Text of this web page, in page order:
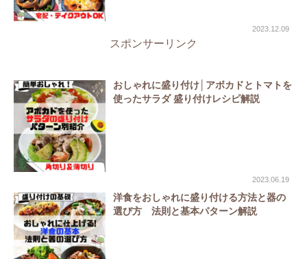
2023.12.09
スポンサーリンク
おしゃれに盛り付け│アボカドとトマトを
使ったサラダ 盛り付けレシピ解説
2023.06.19
洋食をおしゃれに盛り付ける方法と器の
選び方 法則と基本パターン解説